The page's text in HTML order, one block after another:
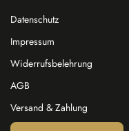
Datenschutz
Impressum
Widerrufsbelehrung
AGB
Versand & Zahlung